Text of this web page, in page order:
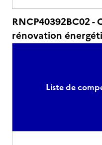
RNCP40392BC02
rénovation
Liste de